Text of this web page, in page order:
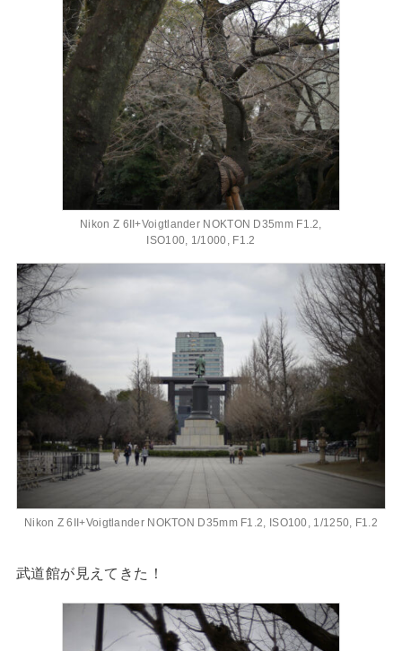
Nikon Z 6II+Voigtlander NOKTON D35mm F1.2,
ISO100, 1/1000, F1.2
Nikon Z 6II+Voigtlander NOKTON D35mm F1.2, ISO100, 1/1250, F1.2
武道館が見えてきた！